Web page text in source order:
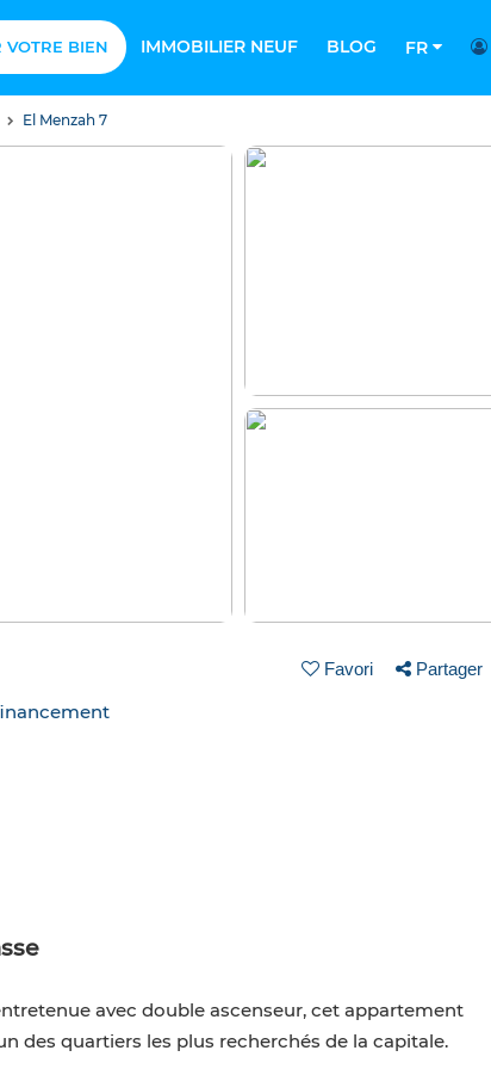
VOTRE BIEN IMMOBILIER NEUF BLOG FR
El Menzah 7
Favori Partager
avec double ascenseur, cet appartement
des quartiers les plus recherchés de la capitale.